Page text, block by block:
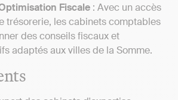
Fiscale : Avec un accès
trésorerie, les cabinets comptables
des conseils fiscaux et
adaptés aux villes de la Somme.